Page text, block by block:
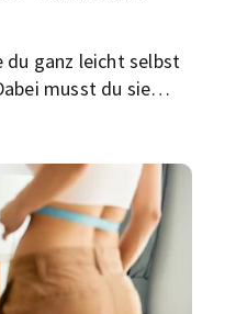
du ganz leicht selbst
musst du sie